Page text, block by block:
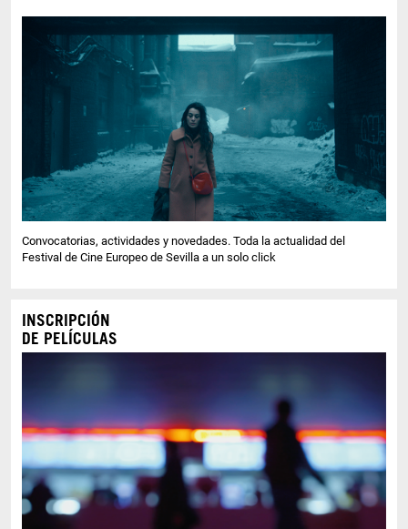
Convocatorias, actividades y novedades. Toda la actualidad del
Festival de Cine Europeo de Sevilla a un solo click
INSCRIPCIÓN
DE PELÍCULAS